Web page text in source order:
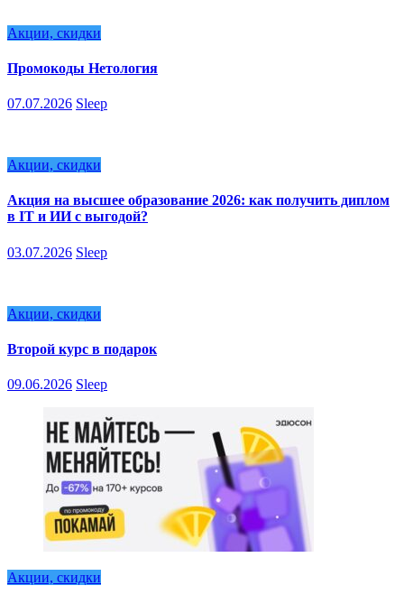
Акции, скидки
Промокоды Нетология
07.07.2026 Sleep
Акции, скидки
Акция на высшее образование 2026: как получить диплом
в IT и ИИ с выгодой?
03.07.2026 Sleep
Акции, скидки
Второй курс в подарок
09.06.2026 Sleep
Акции, скидки